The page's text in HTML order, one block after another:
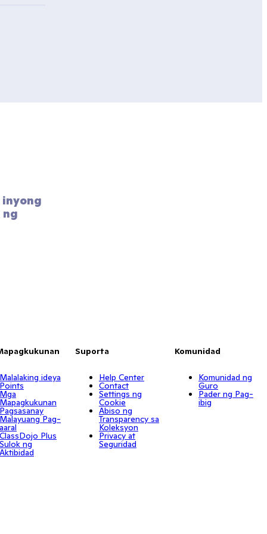
ng
Malalaking ideya
Points
Mga
Mapagkukunan
Pagsasanay
Malayuang Pag-
aaral
ClassDojo Plus
Sulok ng
Aktibidad
Suporta
Help Center
Contact
Settings ng
Cookie
Abiso ng
Transparency sa
Koleksyon
Privacy at
Seguridad
Komunidad
Komunidad ng
Guro
Pader ng Pag-
ibig